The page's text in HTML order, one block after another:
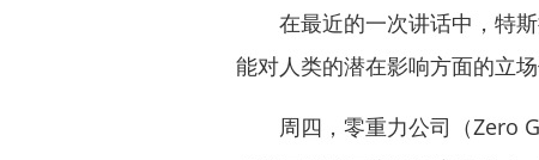
在最近的一次讲话中， 特
能对人类的潜在影响方面的立
周四，零重力公司（Zero